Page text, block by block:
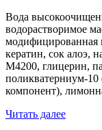
Вода
водорастворимое
модифицированная
кератин, сок алоэ,
М4200, глицерин,
поликватерниум-
компонент),
Читать далее